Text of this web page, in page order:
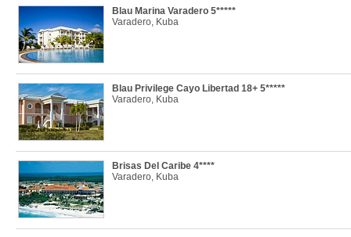
Blau Marina Varadero 5*****
Varadero, Kuba
Blau Privilege Cayo Libertad 18+ 5*****
Varadero, Kuba
Brisas Del Caribe 4****
Varadero, Kuba